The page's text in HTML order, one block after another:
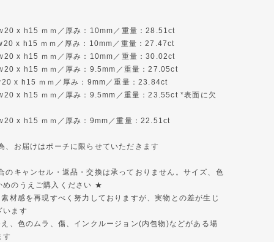
x h15 ｍｍ／厚み：10mm／重量：28.51ct
x h15 ｍｍ／厚み：10mm／重量：27.47ct
x h15 ｍｍ／厚み：10mm／重量：30.02ct
x h15 ｍｍ／厚み：9.5mm／重量：27.05ct
x h15 ｍｍ／厚み：9mm／重量：23.84ct
x h15 ｍｍ／厚み：9.5mm／重量：23.55ct *表面に欠
x h15 ｍｍ／厚み：9mm／重量：22.51ct
、お届けはポーチに限らせていただきます
のキャンセル・返品・交換は承っておりません。サイズ、色
めのうえご購入ください ★
材感を再現すべく努力しておりますが、実物との差が生じ
います
、色のムラ、傷、インクルージョン(内包物)などがある場
す